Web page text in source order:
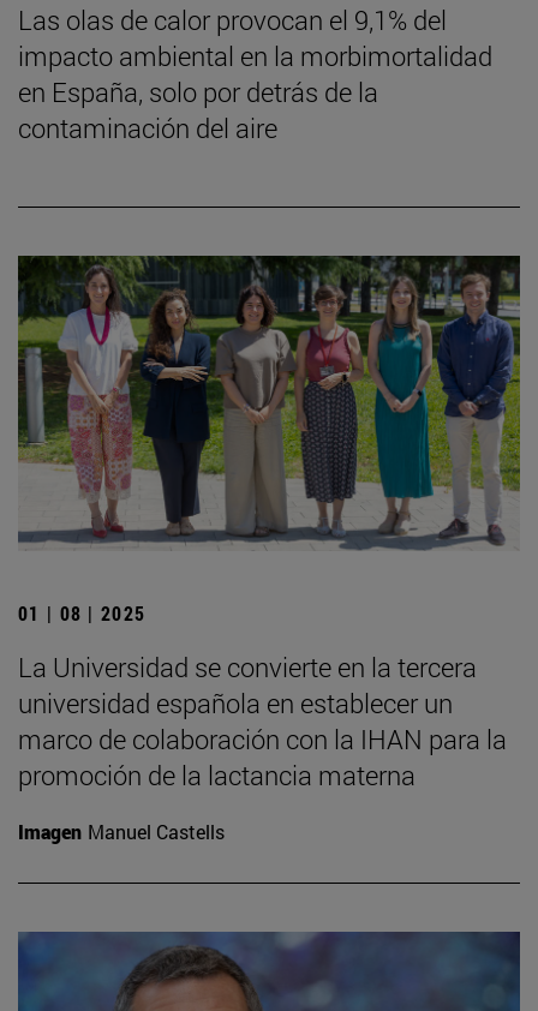
Las olas de calor provocan el 9,1% del
impacto ambiental en la morbimortalidad
en España, solo por detrás de la
contaminación del aire
01 | 08 | 2025
La Universidad se convierte en la tercera
universidad española en establecer un
marco de colaboración con la IHAN para la
promoción de la lactancia materna
Imagen Manuel Castells